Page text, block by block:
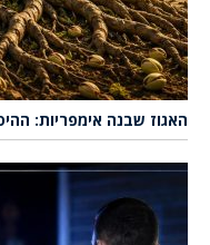
האגוז שבנה אימפריות: